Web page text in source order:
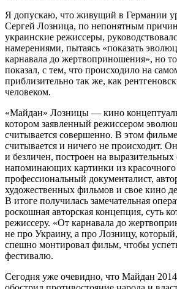
Я допускаю, что живущий в Германии
Сергей Лозница, по непонятным
украинские режиссеры,
намерениями, пы­таясь «показать
карнавала до жерт­воприношения», но
показал, с тем, что происходило на
приблизительно так же, как
человеком.
«Майдан» Лозницы — кино
котором заявленный режиссером
считывается совершенно. В этом
считывается и ничего не происходит.
и безличен, построен на
напоминающих картинки из
профессиональный документалист,
художественных фильмов и свое кино
В итоге получилась замечательная
роскошная авторская концепция, суть
режиссеру. «От карнавала до
не про Ук­раину, а про Лозницу,
спешно монтировал фильм, чтобы
фестивалю.
Сегодня уже очевидно, что Майдан